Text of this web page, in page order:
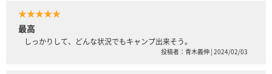
★★★★★
最高
しっかりして、どんな状況でもキャンプ出来そう。
投稿者：青木義伸 | 2024/02/03